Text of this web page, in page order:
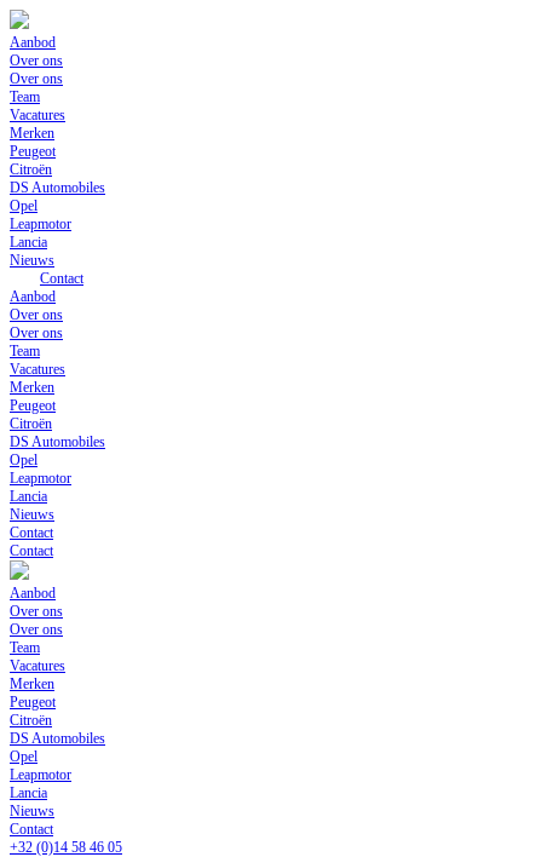
Skip
to
content
Aanbod
Over ons
Over ons
Team
Vacatures
Merken
Peugeot
Citroën
DS Automobiles
Opel
Leapmotor
Lancia
Nieuws
Contact
Aanbod
Over ons
Over ons
Team
Vacatures
Merken
Peugeot
Citroën
DS Automobiles
Opel
Leapmotor
Lancia
Nieuws
Contact
Contact
Aanbod
Over ons
Over ons
Team
Vacatures
Merken
Peugeot
Citroën
DS Automobiles
Opel
Leapmotor
Lancia
Nieuws
Contact
+32 (0)14 58 46 05